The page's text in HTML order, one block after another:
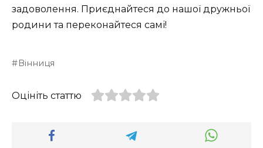
задоволення. Приєднайтеся до нашої дружньої
родини та переконайтеся самі!
Вінниця
Оцініть статтю